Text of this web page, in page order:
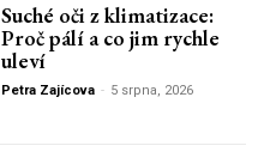
Suché oči z klimatizace:
Proč pálí a co jim rychle
uleví
Petra Zajícova - 5 srpna, 2026